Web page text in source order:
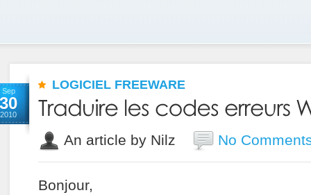
Sep
30
2010
LOGICIEL FREEWARE
An article by Nilz No
Bonjour,